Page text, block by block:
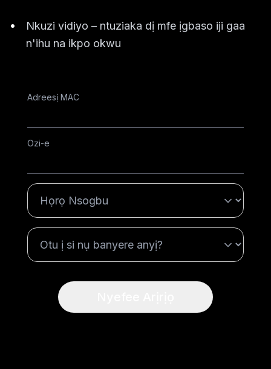
•
Nkuzi vidiyo – ntuziaka dị mfe ịgbaso iji gaa
n'ihu na ikpo okwu
Adreesị MAC
Ozi-e